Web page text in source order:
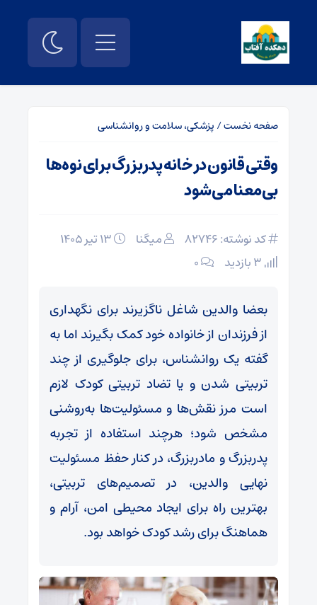
صفحه نخست/ پزشکی، سلامت و روانشناسی
وقتی قانون در خانه پدربزرگ برای نوه‌ها
بی‌معنا می‌شود
کد نوشته: 82746 میگنا
۰
بعضا والدین شاغل ناگزیرند برای نگهداری
از فرزندان از خانواده خود کمک بگیرند اما به
گفته یک روانشناس، برای جلوگیری از چند
تربیتی شدن و یا تضاد تربیتی کودک لازم
است مرز نقش‌ها و مسئولیت‌ها به‌روشنی
مشخص شود؛ هرچند استفاده از تجربه
پدربزرگ و مادربزرگ، در کنار حفظ مسئولیت
نهایی والدین، در تصمیم‌های تربیتی،
بهترین راه برای ایجاد محیطی امن، آرام و
هماهنگ برای رشد کودک خواهد بود.